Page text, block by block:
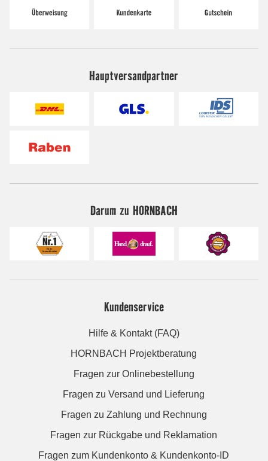
Hauptversandpartner
Darum zu HORNBACH
Kundenservice
Hilfe & Kontakt (FAQ)
HORNBACH Projektberatung
Fragen zur Onlinebestellung
Fragen zu Versand und Lieferung
Fragen zu Zahlung und Rechnung
Fragen zur Rückgabe und Reklamation
Fragen zum Kundenkonto & Kundenkonto-ID